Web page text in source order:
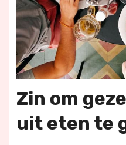
Zin om
uit eten te